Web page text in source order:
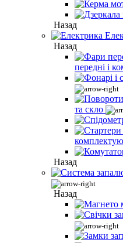
Назад
Назад
передні і
та скло
Назад
Назад